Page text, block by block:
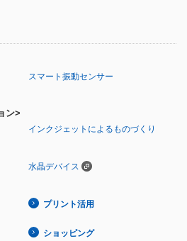
スマート振動センサー
ン>
インクジェットによるものづくり
水晶デバイス
プリント活用
ショッピング